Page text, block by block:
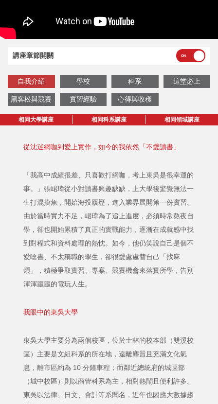
講座章節開關
自我介紹 學校 科系 這堂必上
黑客松與競賽 實習經驗 心得與收穫
相同大學講座 相同科系講座 相同領域講座
從沈迷網咖到愛上實作，如今的我依然「不愛讀書」
「我高中成績很差、只喜歡打網咖，考上東吳是很幸運的
事。」張峮瑋從小對讀書興趣缺缺，上大學後驚覺無法一
生打混摸魚，開始海投履歷，進入業界展開第一份實習。
由於當時實力不足，峮瑋為了追上進度，必須時常熬夜自
學，卻也開始累積了真正的實戰能力，逐漸在成就感中找
到對程式和資料處理的熱忱。如今，他仍笑說自己是個不
愛唸書、不太稱職的學生，卻很愛處處替自己「找麻
煩」，積極爭取實習、專案、競賽機會來落實所學，告別
渾渾噩噩的電玩人生。
我眼中的東吳大學
東吳大學主要分為兩個校區，位於士林的校本部（雙溪校
區）主要是文組科系的所在地，遠離塵囂且充滿文化氣
息，離市區約為 10 分鐘車程；而鄰近總統府的城區部
（城中校區）則以商管科系為主，相對熱鬧且便利許多。
東吳以法律、日文、會計等系聞名，近年也因應大數據趨